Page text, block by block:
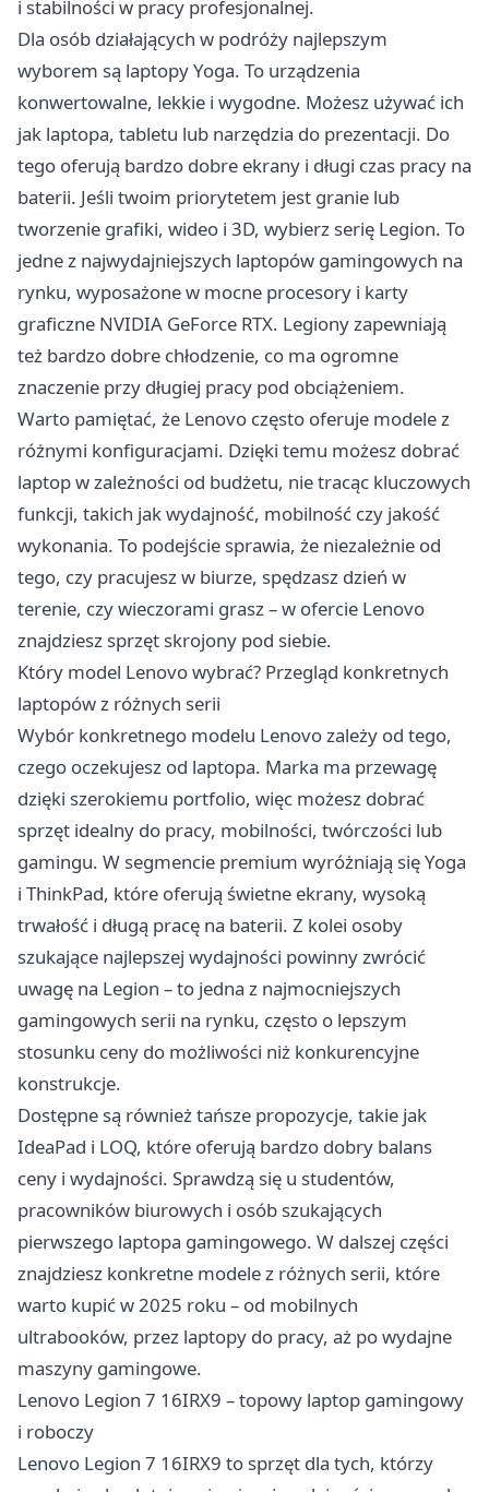
i stabilności w pracy profesjonalnej.
Dla osób działających w podróży najlepszym
wyborem są laptopy Yoga. To urządzenia
konwertowalne, lekkie i wygodne. Możesz używać ich
jak laptopa, tabletu lub narzędzia do prezentacji. Do
tego oferują bardzo dobre ekrany i długi czas pracy na
baterii. Jeśli twoim priorytetem jest granie lub
tworzenie grafiki, wideo i 3D, wybierz serię Legion. To
jedne z najwydajniejszych laptopów gamingowych na
rynku, wyposażone w mocne procesory i karty
graficzne NVIDIA GeForce RTX. Legiony zapewniają
też bardzo dobre chłodzenie, co ma ogromne
znaczenie przy długiej pracy pod obciążeniem.
Warto pamiętać, że Lenovo często oferuje modele z
różnymi konfiguracjami. Dzięki temu możesz dobrać
laptop w zależności od budżetu, nie tracąc kluczowych
funkcji, takich jak wydajność, mobilność czy jakość
wykonania. To podejście sprawia, że niezależnie od
tego, czy pracujesz w biurze, spędzasz dzień w
terenie, czy wieczorami grasz – w ofercie Lenovo
znajdziesz sprzęt skrojony pod siebie.
Który model Lenovo wybrać? Przegląd konkretnych
laptopów z różnych serii
Wybór konkretnego modelu Lenovo zależy od tego,
czego oczekujesz od laptopa. Marka ma przewagę
dzięki szerokiemu portfolio, więc możesz dobrać
sprzęt idealny do pracy, mobilności, twórczości lub
gamingu. W segmencie premium wyróżniają się Yoga
i ThinkPad, które oferują świetne ekrany, wysoką
trwałość i długą pracę na baterii. Z kolei osoby
szukające najlepszej wydajności powinny zwrócić
uwagę na Legion – to jedna z najmocniejszych
gamingowych serii na rynku, często o lepszym
stosunku ceny do możliwości niż konkurencyjne
konstrukcje.
Dostępne są również tańsze propozycje, takie jak
IdeaPad i LOQ, które oferują bardzo dobry balans
ceny i wydajności. Sprawdzą się u studentów,
pracowników biurowych i osób szukających
pierwszego laptopa gamingowego. W dalszej części
znajdziesz konkretne modele z różnych serii, które
warto kupić w 2025 roku – od mobilnych
ultrabooków, przez laptopy do pracy, aż po wydajne
maszyny gamingowe.
Lenovo Legion 7 16IRX9 – topowy laptop gamingowy
i roboczy
Lenovo Legion 7 16IRX9 to sprzęt dla tych, którzy